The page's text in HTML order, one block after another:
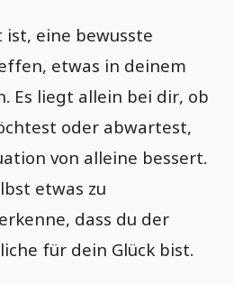
eine bewusste
etwas in deinem
Es liegt allein bei dir, ob
oder abwartest,
von alleine bessert.
etwas zu
dass du der
für dein Glück bist.